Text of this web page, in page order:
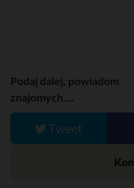
Podaj dalej, powiadom
znajomych....
Tweet